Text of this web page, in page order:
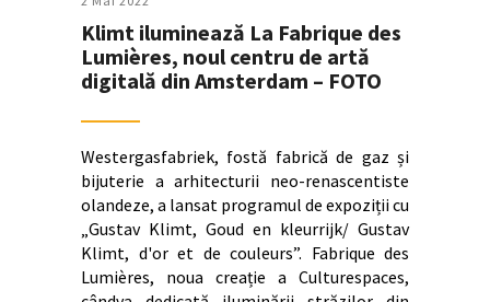
Klimt iluminează La Fabrique des
Lumières, noul centru de artă
digitală din Amsterdam – FOTO
Westergasfabriek, fostă fabrică de gaz și
bijuterie a arhitecturii neo-renascentiste
olandeze, a lansat programul de expoziții cu
„Gustav Klimt, Goud en kleurrijk/ Gustav
Klimt, d'or et de couleurs”. Fabrique des
Lumières, noua creație a Culturespaces,